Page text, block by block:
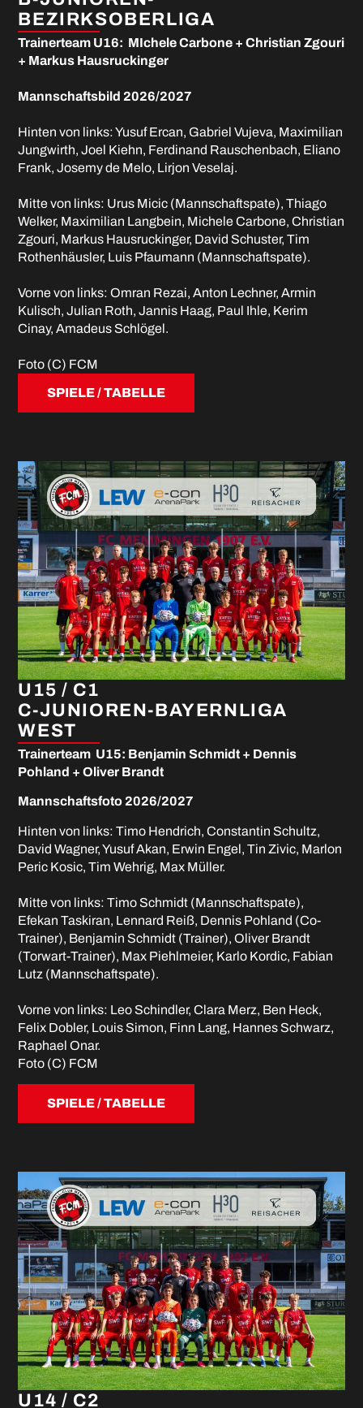
BEZIRKSOBERLIGA
Trainerteam U16: MIchele Carbone + Christian Zgouri
+ Markus Hausruckinger
Mannschaftsbild 2026/2027
Hinten von links: Yusuf Ercan, Gabriel Vujeva, Maximilian
Jungwirth, Joel Kiehn, Ferdinand Rauschenbach, Eliano
Frank, Josemy de Melo, Lirjon Veselaj.
Mitte von links: Urus Micic (Mannschaftspate), Thiago
Welker, Maximilian Langbein, Michele Carbone, Christian
Zgouri, Markus Hausruckinger, David Schuster, Tim
Rothenhäusler, Luis Pfaumann (Mannschaftspate).
Vorne von links: Omran Rezai, Anton Lechner, Armin
Kulisch, Julian Roth, Jannis Haag, Paul Ihle, Kerim
Cinay, Amadeus Schlögel.
Foto (C) FCM
SPIELE / TABELLE
U15 / C1
C-JUNIOREN-BAYERNLIGA
WEST
Trainerteam U15: Benjamin Schmidt + Dennis
Pohland + Oliver Brandt
Mannschaftsfoto 2026/2027
Hinten von links: Timo Hendrich, Constantin Schultz,
David Wagner, Yusuf Akan, Erwin Engel, Tin Zivic, Marlon
Peric Kosic, Tim Wehrig, Max Müller.
Mitte von links: Timo Schmidt (Mannschaftspate),
Efekan Taskiran, Lennard Reiß, Dennis Pohland (Co-
Trainer), Benjamin Schmidt (Trainer), Oliver Brandt
(Torwart-Trainer), Max Piehlmeier, Karlo Kordic, Fabian
Lutz (Mannschaftspate).
Vorne von links: Leo Schindler, Clara Merz, Ben Heck,
Felix Dobler, Louis Simon, Finn Lang, Hannes Schwarz,
Raphael Onar.
Foto (C) FCM
SPIELE / TABELLE
U14 / C2